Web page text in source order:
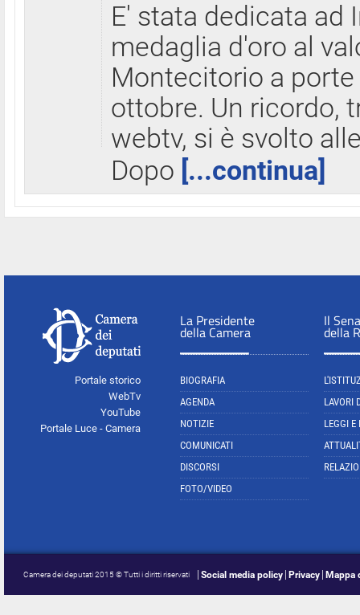
E' stata dedicata ad
medaglia d'oro al
Montecitorio a
ottobre. Un ricordo,
webtv, si è svolto
Dopo [...continua]
Portale storico
WebTv
YouTube
Portale Luce - Camera
La Presidente
della Camera
BIOGRAFIA
AGENDA
NOTIZIE
COMUNICATI
DISCORSI
FOTO/VIDEO
Il
della
LAVORI
LEGGI E
Camera dei deputati 2015 © Tutti i diritti riservati Social media policy Privacy Mappa